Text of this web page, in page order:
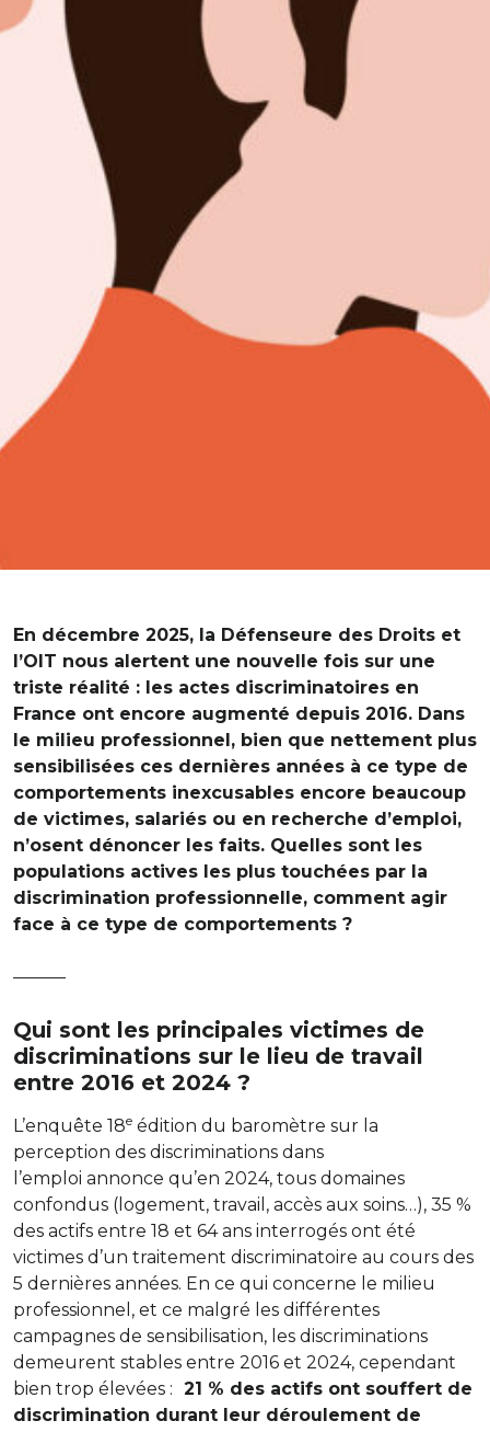
En décembre 2025, la Défenseure des Droits et
l’OIT nous alertent une nouvelle fois sur une
triste réalité : les actes discriminatoires en
France ont encore augmenté depuis 2016. Dans
le milieu professionnel, bien que nettement plus
sensibilisées ces dernières années à ce type de
comportements inexcusables encore beaucoup
de victimes, salariés ou en recherche d’emploi,
n’osent dénoncer les faits. Quelles sont les
populations actives les plus touchées par la
discrimination professionnelle, comment agir
face à ce type de comportements ?
———
Qui sont les principales victimes de
discriminations sur le lieu de travail
entre 2016 et 2024 ?
L’enquête 18e édition du baromètre sur la
perception des discriminations dans
l’emploi annonce qu’en 2024, tous domaines
confondus (logement, travail, accès aux soins…), 35 %
des actifs entre 18 et 64 ans interrogés ont été
victimes d’un traitement discriminatoire au cours des
5 dernières années. En ce qui concerne le milieu
professionnel, et ce malgré les différentes
campagnes de sensibilisation, les discriminations
demeurent stables entre 2016 et 2024, cependant
bien trop élevées : 21 % des actifs ont souffert de
discrimination durant leur déroulement de